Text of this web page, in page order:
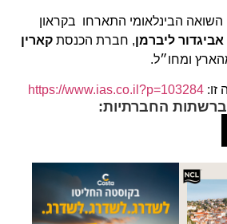
השואה הבינלאומי התארחו בקראון
אביגדור ליברמן, חברת הכנסת קארין
ומחו״ל.
זו: https://www.ias.co.il?p=103284
החברתיות: